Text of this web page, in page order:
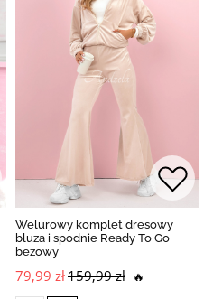
Welurowy komplet dresowy
bluza i spodnie Ready To Go
beżowy
79,99 zł159,99 zł 🔥